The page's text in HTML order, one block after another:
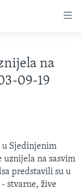
na
09-19
u Sjedinjenim
uznijela na sasvim
predstavili su u
stvarne, žive